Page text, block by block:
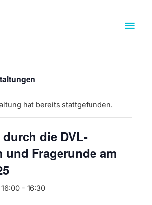
hat bereits stattgefunden.
die DVL-
und Fragerunde am
- 16:30